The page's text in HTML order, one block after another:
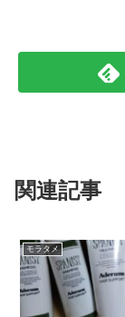
関連記事
モラタメ